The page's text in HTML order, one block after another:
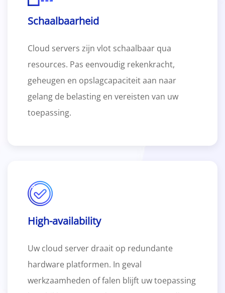
Schaalbaarheid
Cloud servers zijn vlot schaalbaar qua
resources. Pas eenvoudig rekenkracht,
geheugen en opslagcapaciteit aan naar
gelang de belasting en vereisten van uw
toepassing.
High-availability
Uw cloud server draait op redundante
hardware platformen. In geval
werkzaamheden of falen blijft uw toepassing